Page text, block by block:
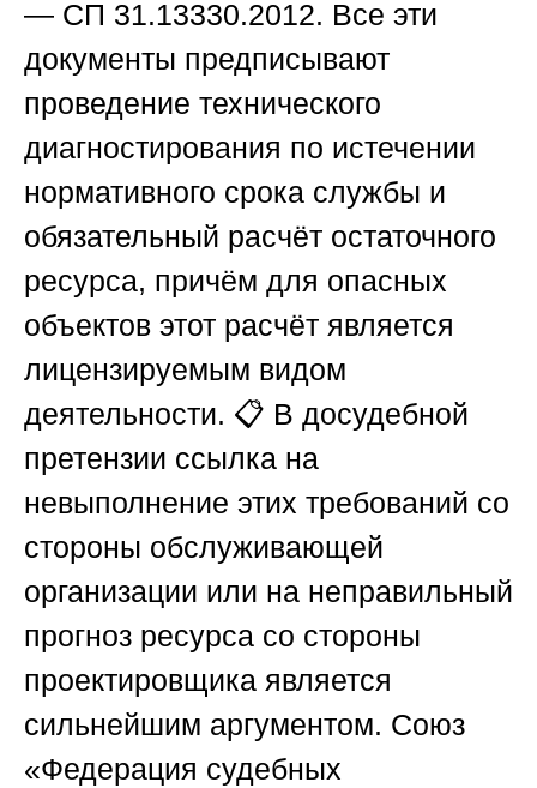
— СП 31.13330.2012. Все эти
документы предписывают
проведение технического
диагностирования по истечении
нормативного срока службы и
обязательный расчёт остаточного
ресурса, причём для опасных
объектов этот расчёт является
лицензируемым видом
деятельности. 📋 В досудебной
претензии ссылка на
невыполнение этих требований со
стороны обслуживающей
организации или на неправильный
прогноз ресурса со стороны
проектировщика является
сильнейшим аргументом. Союз
«Федерация судебных